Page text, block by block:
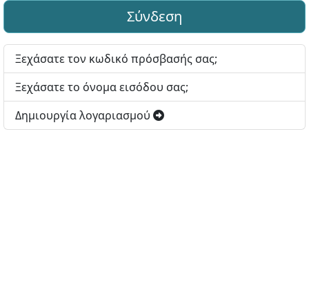
Σύνδεση
Ξεχάσατε τον κωδικό πρόσβασής σας;
Ξεχάσατε το όνομα εισόδου σας;
Δημιουργία λογαριασμού